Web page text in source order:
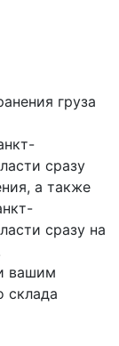
груза
сразу
а также
сразу на
вашим
склада